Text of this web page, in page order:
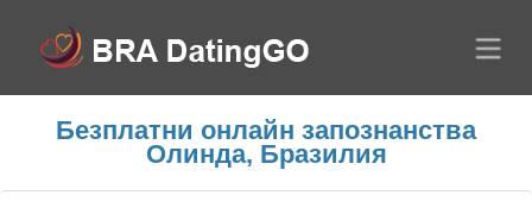
Безплатни онлайн запознанства
Олинда, Бразилия